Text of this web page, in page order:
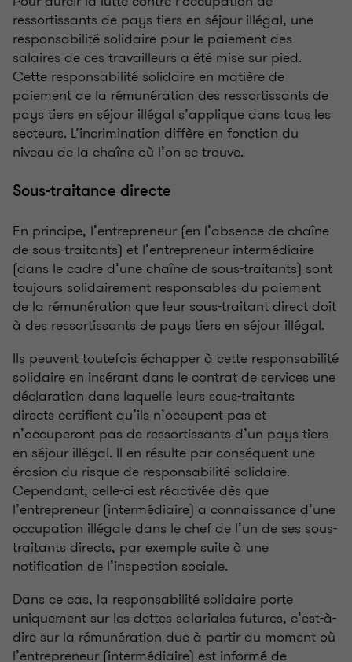
ressortissants de pays tiers en séjour illégal, une
responsabilité solidaire pour le paiement des
salaires de ces travailleurs a été mise sur pied.
Cette responsabilité solidaire en matière de
paiement de la rémunération des ressortissants de
pays tiers en séjour illégal s’applique dans tous les
secteurs. L’incrimination diffère en fonction du
niveau de la chaîne où l’on se trouve.
Sous-traitance directe
En principe, l’entrepreneur (en l’absence de chaîne
de sous-traitants) et l’entrepreneur intermédiaire
(dans le cadre d’une chaîne de sous-traitants) sont
toujours solidairement responsables du paiement
de la rémunération que leur sous-traitant direct doit
à des ressortissants de pays tiers en séjour illégal.
Ils peuvent toutefois échapper à cette responsabilité
solidaire en insérant dans le contrat de services une
déclaration dans laquelle leurs sous-traitants
directs certifient qu’ils n’occupent pas et
n’occuperont pas de ressortissants d’un pays tiers
en séjour illégal. Il en résulte par conséquent une
érosion du risque de responsabilité solidaire.
Cependant, celle-ci est réactivée dès que
l’entrepreneur (intermédiaire) a connaissance d’une
occupation illégale dans le chef de l’un de ses sous-
traitants directs, par exemple suite à une
notification de l’inspection sociale.
Dans ce cas, la responsabilité solidaire porte
uniquement sur les dettes salariales futures, c’est-à-
dire sur la rémunération due à partir du moment où
l’entrepreneur (intermédiaire) est informé de